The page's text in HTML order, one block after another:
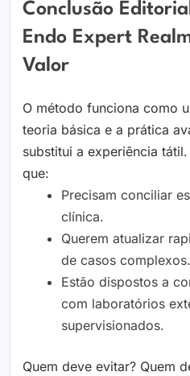
Conclusão
Endo Expert
Valor
O método funciona como
teoria básica e a prática
substitui a experiência
que:
Precisam conciliar
clínica.
Querem atualizar
de casos complexos.
Estão dispostos a
com laboratórios
supervisionados.
Quem deve evitar? Quem